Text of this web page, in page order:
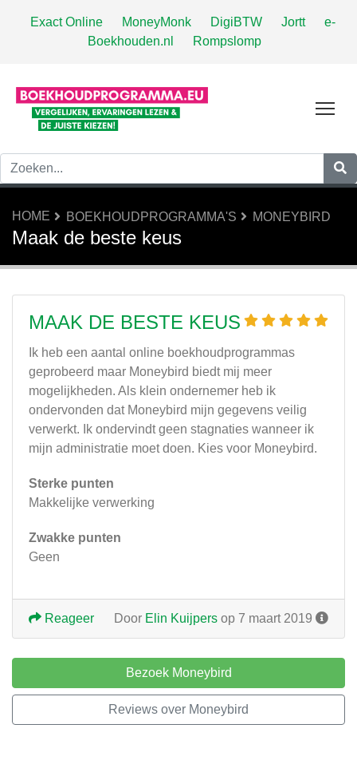
Exact Online MoneyMonk DigiBTW Jortt
e-
Boekhouden.nl
Rompslomp
HOME BOEKHOUDPROGRAMMA'S MONEYBIRD
Maak de beste keus
MAAK DE BESTE KEUS
Ik heb een aantal online boekhoudprogrammas
geprobeerd maar Moneybird biedt mij meer
mogelijkheden. Als klein ondernemer heb ik
ondervonden dat Moneybird mijn gegevens veilig
verwerkt. Ik ondervindt geen stagnaties wanneer ik
mijn administratie moet doen. Kies voor Moneybird.
Sterke punten
Makkelijke verwerking
Zwakke punten
Geen
Door Elin Kuijpers op 7 maart 2019
Reageer
Bezoek Moneybird
Reviews over Moneybird